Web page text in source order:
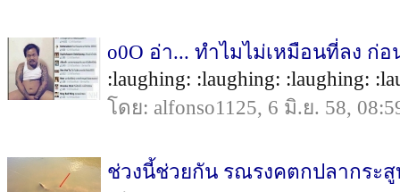
o0O อ่า... ทำไมไม่เหมือนที่ลง ก่อ
:laughing: :laughing: :laughing:
โดย: alfonso1125, 6 มิ.ย. 58,
ช่วงนี้ช่วยกัน รณรงคตกปลากระสู